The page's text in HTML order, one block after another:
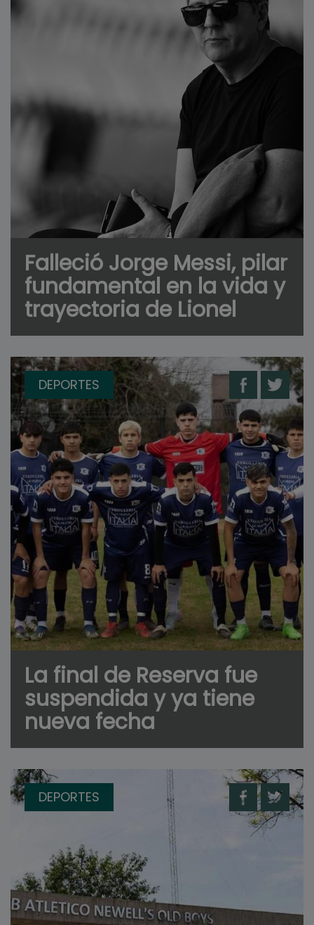
Falleció Jorge Messi, pilar
fundamental en la vida y
trayectoria de Lionel
DEPORTES
La final de Reserva fue
suspendida y ya tiene
nueva fecha
DEPORTES